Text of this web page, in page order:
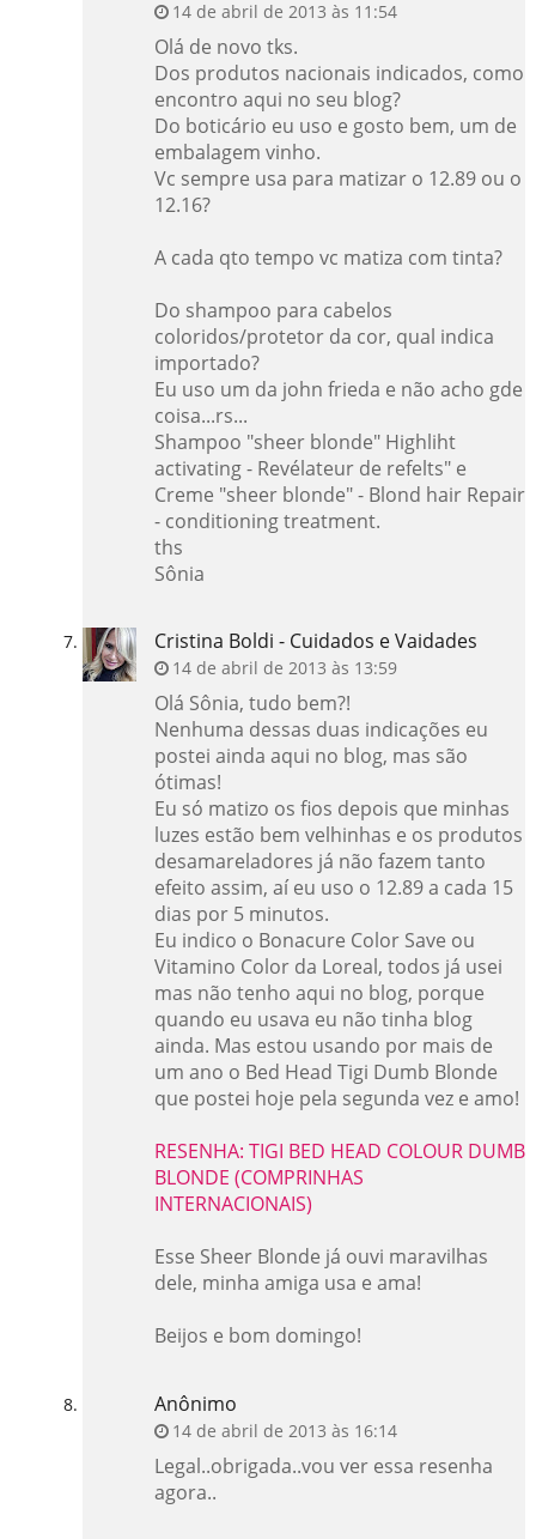
14 de abril de 2013 às 11:54
Olá de novo tks.
Dos produtos nacionais indicados, como
encontro aqui no seu blog?
Do boticário eu uso e gosto bem, um de
embalagem vinho.
Vc sempre usa para matizar o 12.89 ou o
12.16?
A cada qto tempo vc matiza com tinta?
Do shampoo para cabelos
coloridos/protetor da cor, qual indica
importado?
Eu uso um da john frieda e não acho gde
coisa...rs...
Shampoo "sheer blonde" Highliht
activating - Revélateur de refelts" e
Creme "sheer blonde" - Blond hair Repair
- conditioning treatment.
ths
Sônia
Cristina Boldi - Cuidados e Vaidades
14 de abril de 2013 às 13:59
Olá Sônia, tudo bem?!
Nenhuma dessas duas indicações eu
postei ainda aqui no blog, mas são
ótimas!
Eu só matizo os fios depois que minhas
luzes estão bem velhinhas e os produtos
desamareladores já não fazem tanto
efeito assim, aí eu uso o 12.89 a cada 15
dias por 5 minutos.
Eu indico o Bonacure Color Save ou
Vitamino Color da Loreal, todos já usei
mas não tenho aqui no blog, porque
quando eu usava eu não tinha blog
ainda. Mas estou usando por mais de
um ano o Bed Head Tigi Dumb Blonde
que postei hoje pela segunda vez e amo!
RESENHA: TIGI BED HEAD COLOUR DUMB
BLONDE (COMPRINHAS
INTERNACIONAIS)
Esse Sheer Blonde já ouvi maravilhas
dele, minha amiga usa e ama!
Beijos e bom domingo!
Anônimo
14 de abril de 2013 às 16:14
Legal..obrigada..vou ver essa resenha
agora..